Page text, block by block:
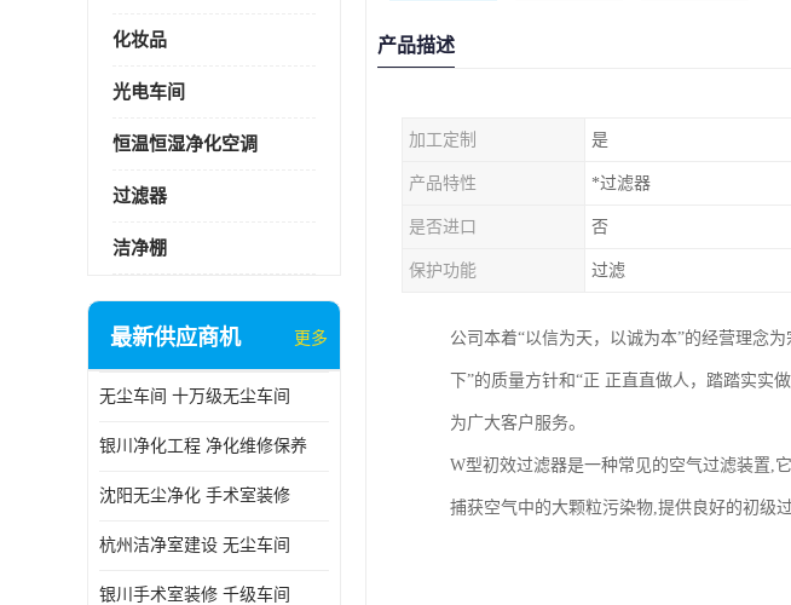
化妆品
光电车间
恒温恒湿净化空调
过滤器
洁净棚
最新供应商机 更多
无尘车间 十万级无尘车间
银川净化工程 净化维修保养
沈阳无尘净化 手术室装修
杭州洁净室建设 无尘车间
银川手术室装修 千级车间
产品描述
加工定制 是
产品特性 *过滤器
是否进口 否
保护功能 过滤
公司本着“以信为天，以诚为本”的经营理念
下”的质量方针和“正 正直直做人，踏踏实实
为广大客户服务。
W型初效过滤器是一种常见的空气过滤装置,
捕获空气中的大颗粒污染物,提供良好的初级过